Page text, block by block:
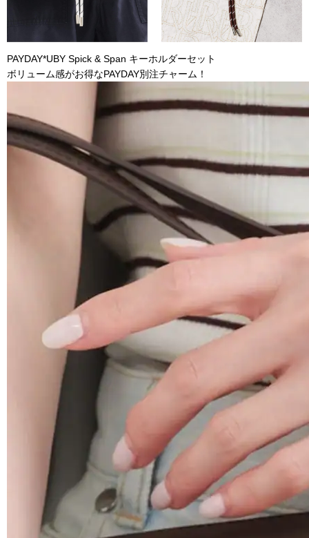
PAYDAY*UBY Spick & Span キーホルダーセット
ボリューム感がお得なPAYDAY別注チャーム！